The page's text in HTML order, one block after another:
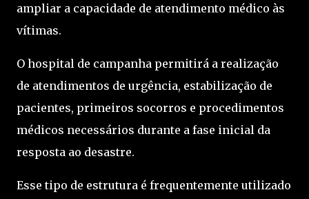
ampliar a capacidade de atendimento médico às
vítimas.
O hospital de campanha permitirá a realização
de atendimentos de urgência, estabilização de
pacientes, primeiros socorros e procedimentos
médicos necessários durante a fase inicial da
resposta ao desastre.
Esse tipo de estrutura é frequentemente utilizado